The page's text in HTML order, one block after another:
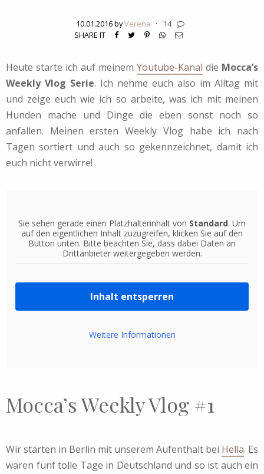
10.01.2016 byVerena ·
14
SHARE IT
Heute starte ich auf meinem Youtube-Kanal die Mocca’s
Weekly Vlog Serie. Ich nehme euch also im Alltag mit
und zeige euch wie ich so arbeite, was ich mit meinen
Hunden mache und Dinge die eben sonst noch so
anfallen. Meinen ersten Weekly Vlog habe ich nach
Tagen sortiert und auch so gekennzeichnet, damit ich
euch nicht verwirre!
Sie sehen gerade einen Platzhalterinhalt von Standard. Um
auf den eigentlichen Inhalt zuzugreifen, klicken Sie auf den
Button unten. Bitte beachten Sie, dass dabei Daten an
Drittanbieter weitergegeben werden.
Inhalt entsperren
Weitere Informationen
Mocca’s Weekly Vlog #1
Wir starten in Berlin mit unserem Aufenthalt bei Hella. Es
waren fünf tolle Tage in Deutschland und so ist auch ein